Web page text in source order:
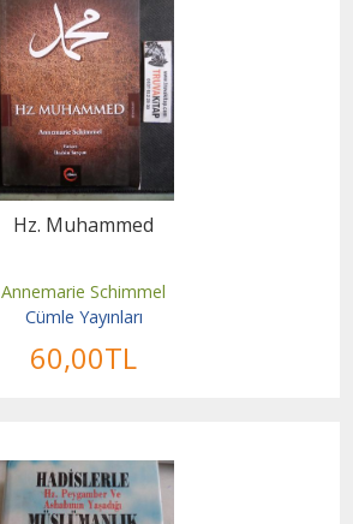
Hz. Muhammed
Annemarie Schimmel
Cümle Yayınları
60,00TL